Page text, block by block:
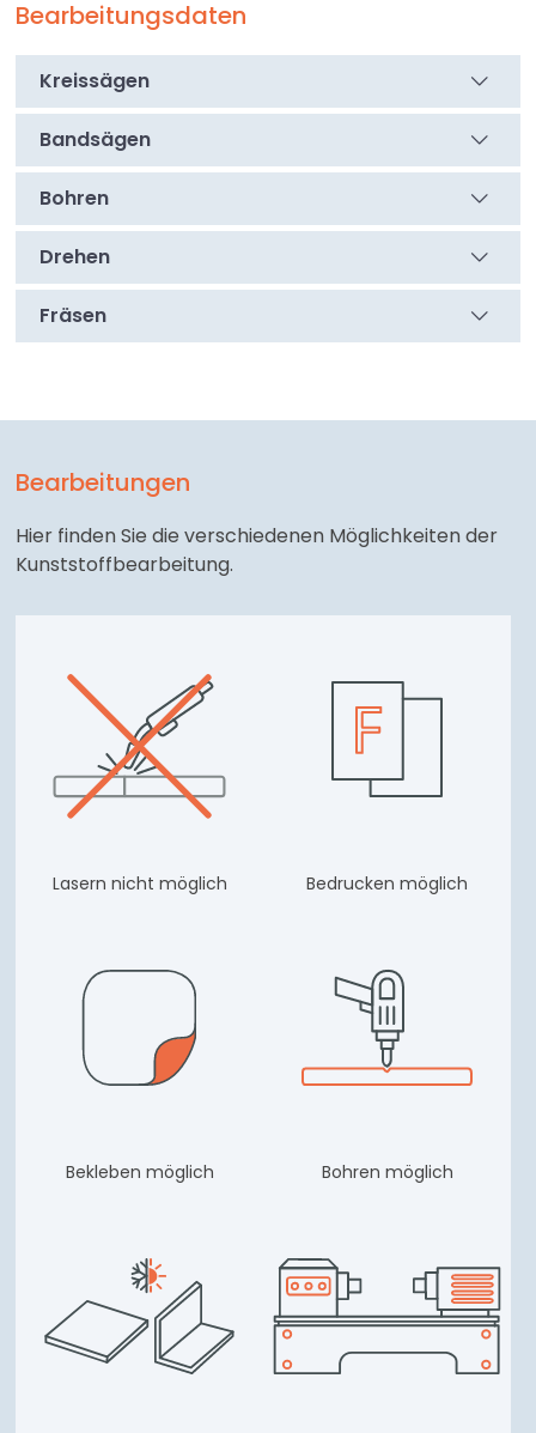
Bearbeitungsdaten
Kreissägen
Bandsägen
Bohren
Drehen
Fräsen
Bearbeitungen
Hier finden Sie die verschiedenen Möglichkeiten der
Kunststoffbearbeitung.
Lasern nicht möglich Bedrucken möglich
Bekleben möglich Bohren möglich